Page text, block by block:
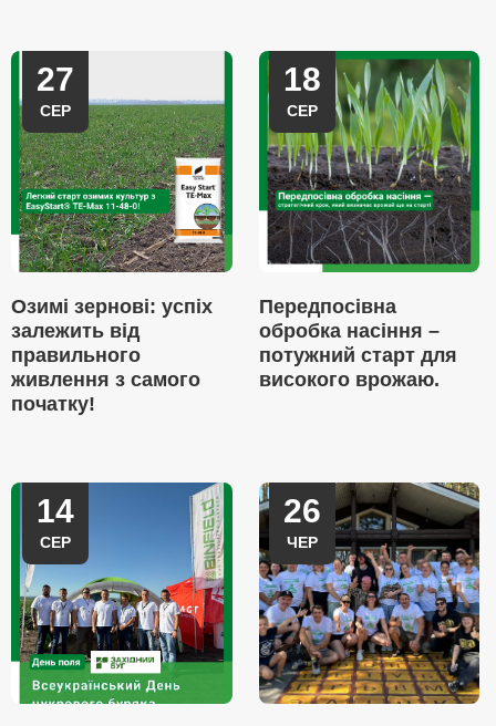
27
СЕР
Озимі зернові: успіх
залежить від
правильного
живлення з самого
початку!
18
СЕР
Передпосівна
обробка насіння –
потужний старт для
високого врожаю.
14
СЕР
26
ЧЕР